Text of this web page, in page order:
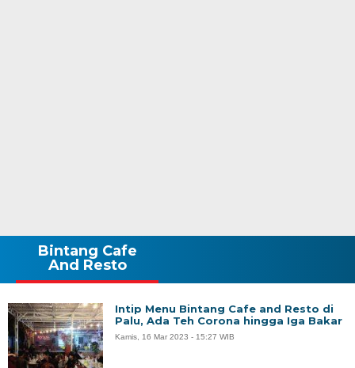
Bintang Cafe
And Resto
Intip Menu Bintang Cafe and Resto di
Palu, Ada Teh Corona hingga Iga Bakar
Kamis, 16 Mar 2023 - 15:27 WIB